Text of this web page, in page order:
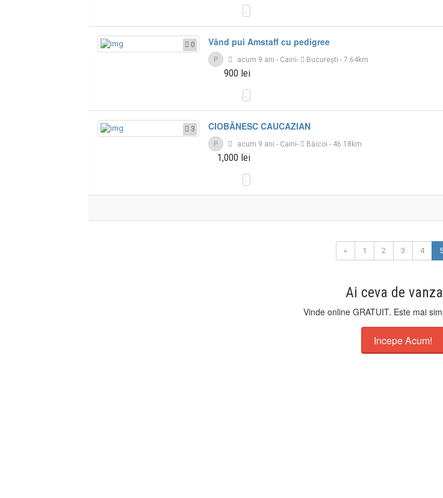
0 Vând pui Amstaff cu pedigree
P acum 9 ani - Caini- București - 7.64km
900 lei
3 CIOBĂNESC CAUCAZIAN
P acum 9 ani - Caini- Băicoi - 46.18km
1,000 lei
« 1 2 3 4 5
Ai ceva de
Vinde online GRATUIT. Este mai
Incepe Acum!